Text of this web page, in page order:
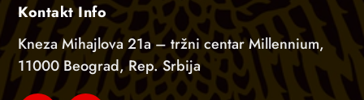
Kontakt Info
Kneza Mihajlova 21a – tržni centar Millennium,
11000 Beograd, Rep. Srbija